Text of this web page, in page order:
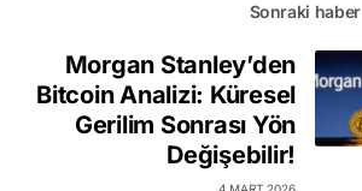
Sonraki haber
Morgan Stanley’den
Bitcoin Analizi: Küresel
Gerilim Sonrası Yön
Değişebilir!